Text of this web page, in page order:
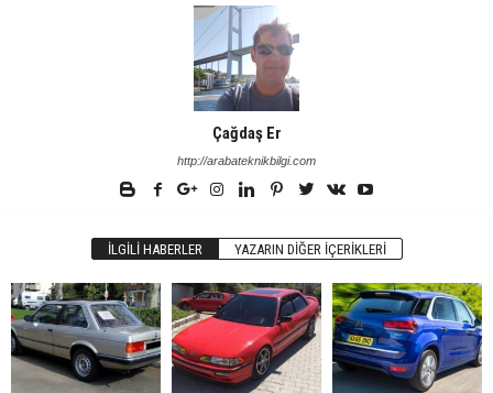
Çağdaş Er
http://arabateknikbilgi.com
İLGILI HABERLER YAZARIN DIĞER İÇERIKLERI